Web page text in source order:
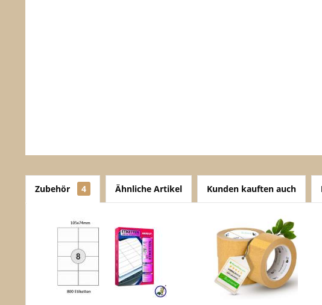
Zubehör 4 Ähnliche Artikel Kunden kauften auch